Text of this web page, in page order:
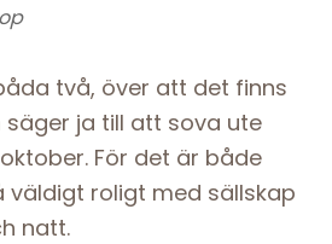
två, över att det finns
ja till att sova ute
För det är både
väldigt roligt med sällskap
natt.